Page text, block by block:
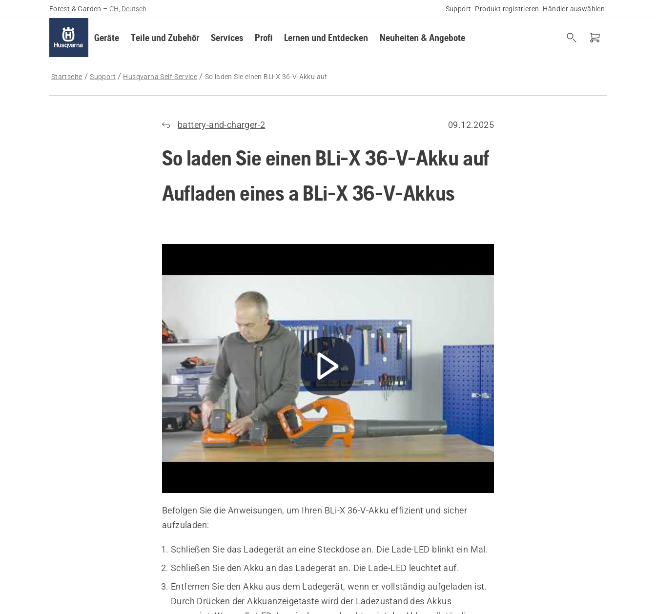
Forest & Garden – CH, Deutsch Support Produkt registrieren Händler auswählen
Geräte Teile und Zubehör Services Profi Lernen und Entdecken Neuheiten & Angebote
Startseite Support Husqvarna Self-Service So laden Sie einen BLi-X 36-V-Akku auf
battery-and-charger-2 09.12.2025
So laden Sie einen BLi-X 36-V-Akku auf
Aufladen eines a BLi-X 36-V-Akkus
Befolgen Sie die Anweisungen, um Ihren BLi-X 36-V-Akku effizient und sicher
aufzuladen:
Schließen Sie das Ladegerät an eine Steckdose an. Die Lade-LED blinkt ein Mal.
Schließen Sie den Akku an das Ladegerät an. Die Lade-LED leuchtet auf.
Entfernen Sie den Akku aus dem Ladegerät, wenn er vollständig aufgeladen ist.
Durch Drücken der Akkuanzeigetaste wird der Ladezustand des Akkus